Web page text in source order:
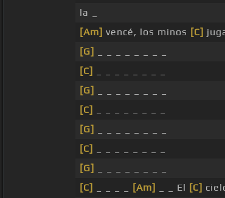
la _
[Am] vencé, los minos [C]
[G]
[C]
[G]
[C]
[G]
[C]
[G]
[C]
[Am] _ _ El [C]